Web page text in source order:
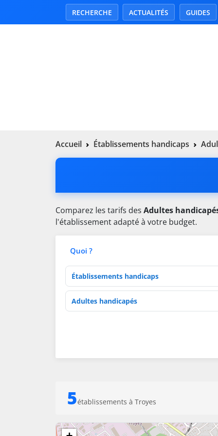
RECHERCHE ACTUALITÉS GUIDES
Accueil Établissements handicaps
Comparez les tarifs des Adultes
l'établissement adapté à votre budget.
Quoi ?
Type d'établissement
Activités de soins
5établissements à Troyes